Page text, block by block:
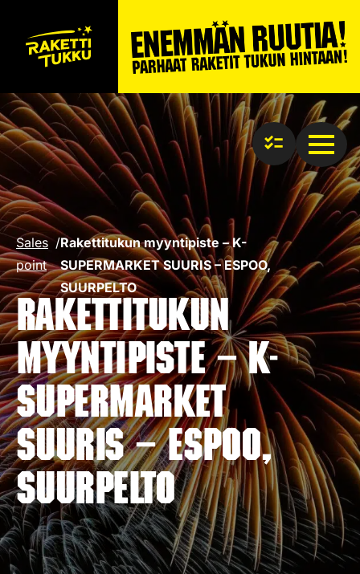
Sales
point
/Rakettitukun myyntipiste – K-
SUPERMARKET SUURIS – ESPOO,
SUURPELTO
Rakettitukun
myyntipiste – K-
SUPERMARKET
SUURIS – ESPOO,
SUURPELTO